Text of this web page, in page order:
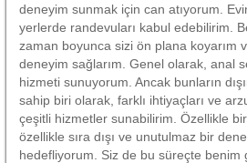
deneyim sunmak için can atıyorum.
yerlerde randevuları kabul edebilirim.
zaman boyunca sizi ön plana koyarım
deneyim sağlarım. Genel olarak, anal
hizmeti sunuyorum. Ancak bunların
sahip biri olarak, farklı ihtiyaçları ve
çeşitli hizmetler sunabilirim. Özellikle
özellikle sıra dışı ve unutulmaz bir
hedefliyorum. Siz de bu süreçte benim